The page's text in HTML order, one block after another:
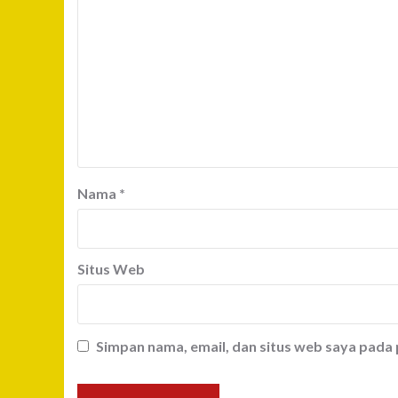
Nama *
Situs Web
Simpan nama, email, dan situs web saya